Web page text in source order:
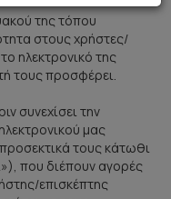
της τόπου
στους χρήστες/
ηλεκτρονικό της
τους προσφέρει.
συνεχίσει την
μας
τους κάτωθι
που διέπουν αγορές
επισκέπτης